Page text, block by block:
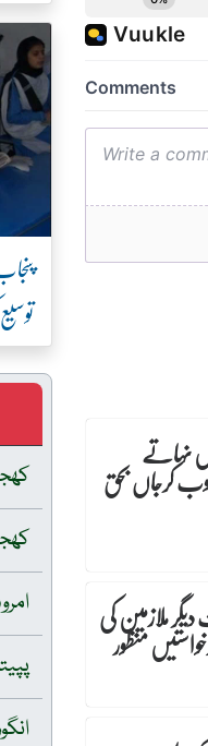
نہاتے
دیگر ملازمین کی
منظور